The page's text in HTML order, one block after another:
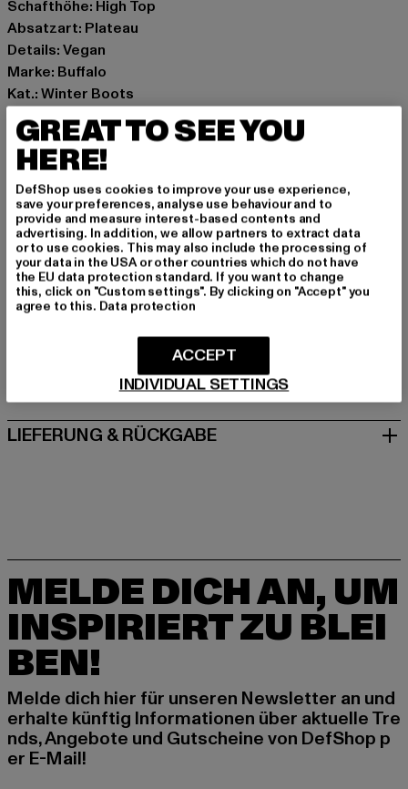
Schafthöhe: High Top
Absatzart: Plateau
Details: Vegan
Marke: Buffalo
Kat.: Winter Boots
Farbe: weiß
Hersteller Farbe: white/rose/blue
Obermaterial: sonstiges Material
Innenfutter: sonstiges Material, Textil
Art.Nr: 1622576-01769
Hersteller: Buffalo Boots GmbH |service-de@buffalo-
boots.com
Schanzenstraße 41 | 51063 Köln | DE
GRÖSSE & PASSFORM
PFLEGEHINWEISE
LIEFERUNG & RÜCKGABE
MELDE DICH AN, UM
INSPIRIERT ZU BLEI
BEN!
Melde dich hier für unseren Newsletter an und
erhalte künftig Informationen über aktuelle Tre
nds, Angebote und Gutscheine von DefShop p
er E-Mail!
GREAT TO SEE YOU
HERE!
DefShop uses cookies to improve your use experience,
save your preferences, analyse use behaviour and to
provide and measure interest-based contents and
advertising. In addition, we allow partners to extract data
or to use cookies. This may also include the processing of
your data in the USA or other countries which do not have
the EU data protection standard. If you want to change
this, click on "Custom settings". By clicking on "Accept" you
agree to this. Data protection
INDIVIDUAL SETTINGS
ACCEPT